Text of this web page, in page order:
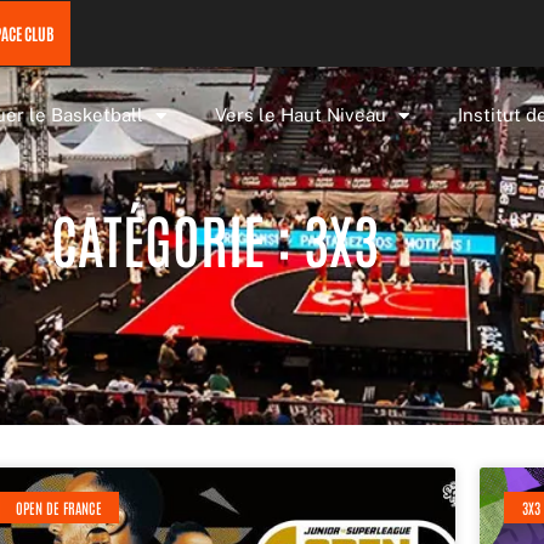
CLUB
le Basketball Vers le Haut Niveau Institut
CATÉGORIE : 3X3
OPEN DE FRANCE 3X3